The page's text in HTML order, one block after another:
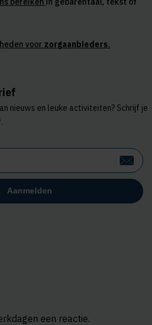
voor zorgaanbieders.
nieuws en leuke activiteiten? Schrijf je
een reactie.